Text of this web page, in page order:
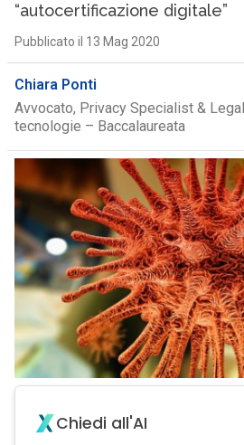
“autocertificazione digitale”
Pubblicato il 13 Mag 2020
Chiara Ponti
Avvocato, Privacy Specialist &
tecnologie – Baccalaureata
Chiedi all'AI